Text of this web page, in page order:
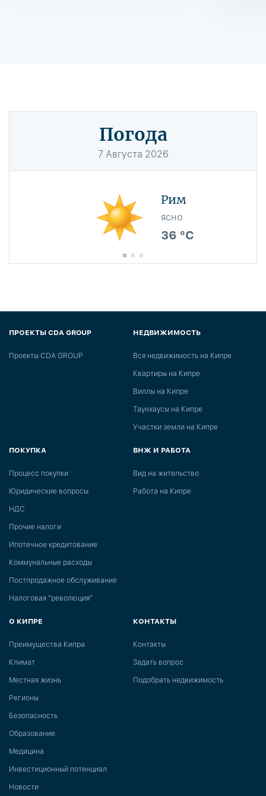
Погода
7 Августа 2026
Рим
ясно
36 °C
ПРОЕКТЫ CDA GROUP
Проекты CDA GROUP
НЕДВИЖИМОСТЬ
Вся недвижимость на Кипре
Квартиры на Кипре
Виллы на Кипре
Таунхаусы на Кипре
Участки земли на Кипре
ПОКУПКА
Процесс покупки
Юридические вопросы
НДС
Прочие налоги
Ипотечное кредитование
Коммунальные расходы
Постпродажное обслуживание
Налоговая "революция"
ВНЖ И РАБОТА
Вид на жительство
Работа на Кипре
О КИПРЕ
Преимущества Кипра
Климат
Местная жизнь
Регионы
Безопасность
Образование
Медицина
Инвестиционный потенциал
Новости
КОНТАКТЫ
Контакты
Задать вопрос
Подобрать недвижимость